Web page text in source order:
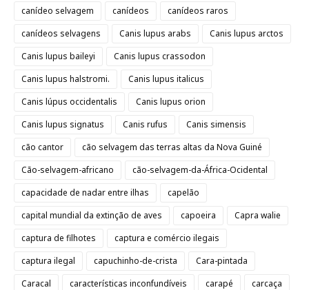
canídeo selvagem
canídeos
canídeos raros
canídeos selvagens
Canis lupus arabs
Canis lupus arctos
Canis lupus baileyi
Canis lupus crassodon
Canis lupus halstromi.
Canis lupus italicus
Canis lúpus occidentalis
Canis lupus orion
Canis lupus signatus
Canis rufus
Canis simensis
cão cantor
cão selvagem das terras altas da Nova Guiné
Cão-selvagem-africano
cão-selvagem-da-África-Ocidental
capacidade de nadar entre ilhas
capelão
capital mundial da extinção de aves
capoeira
Capra walie
captura de filhotes
captura e comércio ilegais
captura ilegal
capuchinho-de-crista
Cara-pintada
Caracal
características inconfundíveis carapé
carcaça